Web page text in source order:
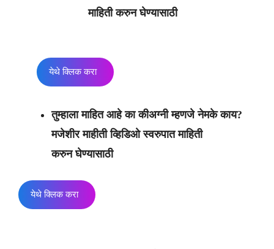
माहिती करुन घेण्यासाठी
येथे क्लिक करा
तुम्हाला माहित आहे का कीअग्नी म्हणजे नेमके काय?
मजेशीर माहीती व्हिडिओ स्वरुपात माहिती
करुन घेण्यासाठी
येथे क्लिक करा